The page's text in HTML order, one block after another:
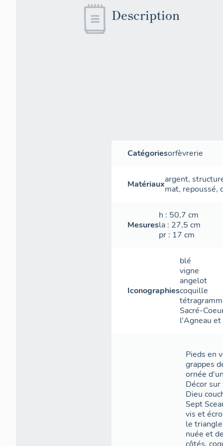
Description
Catégoriesorfèvrerie
Matériauxargent,
mat, repoussé,
Mesures
h : 50,7 cm
la : 27,5 cm
pr : 17 cm
Iconographies
blé
vigne
angelot
coquille
Sacré-
l'Agneau
Pieds en
grappes
ornée
Décor sur
Dieu
Sept
vis et
le
nuée et